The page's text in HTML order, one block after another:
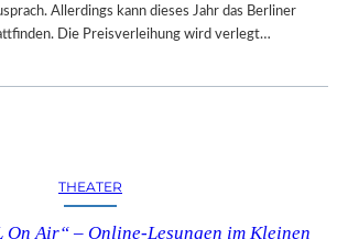
Allerdings kann dieses Jahr das Berliner
Die Preisverleihung wird verlegt…
THEATER
On Air“ – Online-Lesungen im Kleinen